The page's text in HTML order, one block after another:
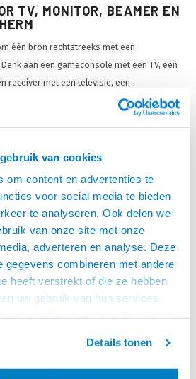
van cookies
om content en advertenties te
voor social media te bieden
te analyseren. Ook delen we
van onze site met onze
adverteren en analyse. Deze
gegevens combineren met andere
heeft verstrekt of die ze hebben
uw gebruik van hun services.
Details tonen
TV, MONITOR, BEAMER EN
één bron rechtstreeks met een
aan een gameconsole met een TV, een
receiver met een televisie, een
display of een computer met een
resolutie, verversingssnelheid,
voor functies zoals HDR, ARC, eARC, VRR
gebruiken.
HDMI kabels de filters voor
Zo vind je snel een kabel voor een korte
langere route naar een beamer of een 4K-
over een HDMI 2.0-kabel voor 4K en
Deze zoektermen helpen om snel een